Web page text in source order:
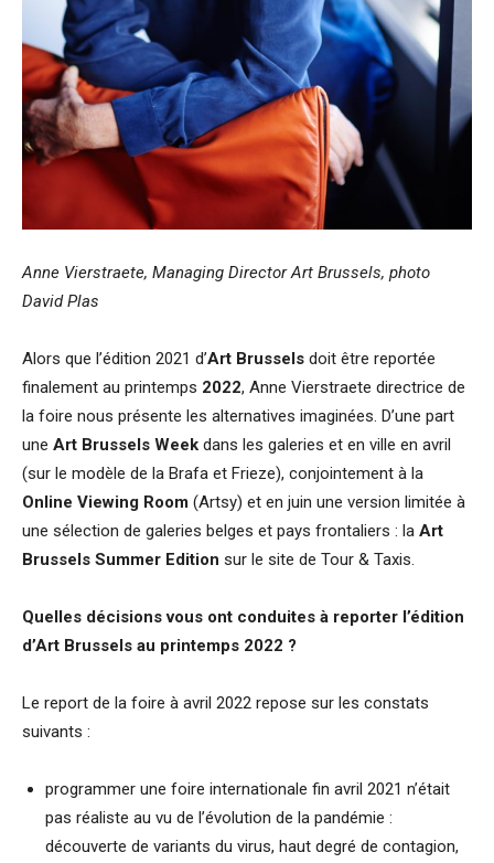
Anne Vierstraete, Managing Director Art Brussels, photo
David Plas
Alors que l’édition 2021 d’Art Brussels doit être reportée
finalement au printemps 2022, Anne Vierstraete directrice de
la foire nous présente les alternatives imaginées. D’une part
une Art Brussels Week dans les galeries et en ville en avril
(sur le modèle de la Brafa et Frieze), conjointement à la
Online Viewing Room (Artsy) et en juin une version limitée à
une sélection de galeries belges et pays frontaliers : la Art
Brussels Summer Edition sur le site de Tour & Taxis.
Quelles décisions vous ont conduites à reporter l’édition
d’Art Brussels au printemps 2022 ?
Le report de la foire à avril 2022 repose sur les constats
suivants :
programmer une foire internationale fin avril 2021 n’était
pas réaliste au vu de l’évolution de la pandémie :
découverte de variants du virus, haut degré de contagion,